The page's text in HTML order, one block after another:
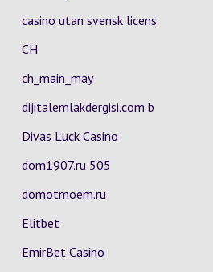
casino utan svensk licens
CH
ch_main_may
dijitalemlakdergisi.com b
Divas Luck Casino
dom1907.ru 505
domotmoem.ru
Elitbet
EmirBet Casino